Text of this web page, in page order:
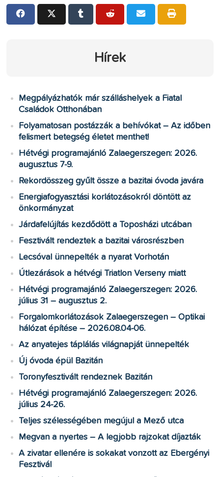
Hírek
Megpályázhatók már szálláshelyek a Fiatal
Családok Otthonában
Folyamatosan postázzák a behívókat – Az időben
felismert betegség életet menthet!
Hétvégi programajánló Zalaegerszegen: 2026.
augusztus 7-9.
Rekordösszeg gyűlt össze a bazitai óvoda javára
Energiafogyasztási korlátozásokról döntött az
önkormányzat
Járdafelújítás kezdődött a Toposházi utcában
Fesztivált rendeztek a bazitai városrészben
Lecsóval ünnepelték a nyarat Vorhotán
Útlezárások a hétvégi Triatlon Verseny miatt
Hétvégi programajánló Zalaegerszegen: 2026.
július 31 – augusztus 2.
Forgalomkorlátozások Zalaegerszegen – Optikai
hálózat építése – 2026.08.04-06.
Az anyatejes táplálás világnapját ünnepelték
Új óvoda épül Bazitán
Toronyfesztivált rendeznek Bazitán
Hétvégi programajánló Zalaegerszegen: 2026.
július 24-26.
Teljes szélességében megújul a Mező utca
Megvan a nyertes – A legjobb rajzokat díjazták
A zivatar ellenére is sokakat vonzott az Ebergényi
Fesztivál